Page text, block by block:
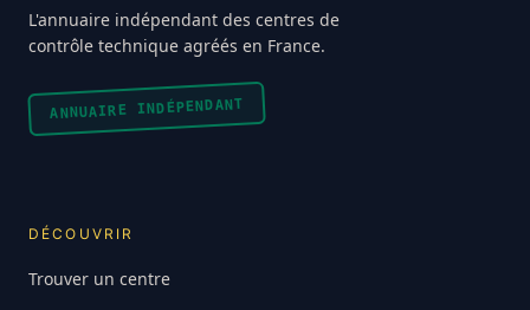
L'annuaire indépendant des centres de
contrôle technique agréés en France.
ANNUAIRE INDÉPENDANT
DÉCOUVRIR
Trouver un centre